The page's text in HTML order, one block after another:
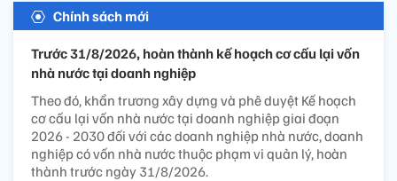
Chính sách mới
Trước 31/8/2026, hoàn thành kế hoạch cơ cấu lại vốn
nhà nước tại doanh nghiệp
Theo đó, khẩn trương xây dựng và phê duyệt Kế hoạch
cơ cấu lại vốn nhà nước tại doanh nghiệp giai đoạn
2026 - 2030 đối với các doanh nghiệp nhà nước, doanh
nghiệp có vốn nhà nước thuộc phạm vi quản lý, hoàn
thành trước ngày 31/8/2026.